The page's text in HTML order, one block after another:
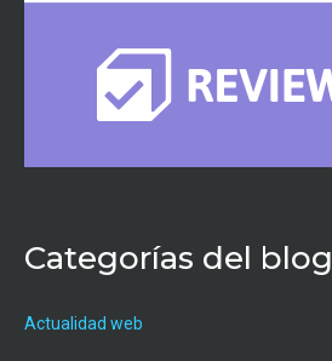
Categorías del blog
Actualidad web